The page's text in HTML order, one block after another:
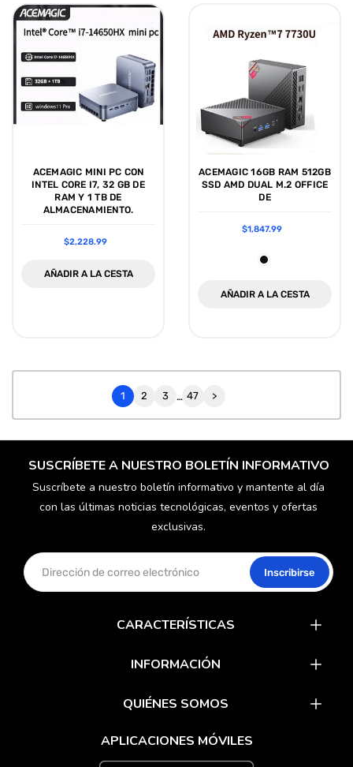
ACEMAGIC MINI PC CON
INTEL CORE I7, 32 GB DE
RAM Y 1 TB DE
ALMACENAMIENTO.
$2,228.99
AÑADIR A LA CESTA
ACEMAGIC 16GB RAM 512GB
SSD AMD DUAL M.2 OFFICE
DE
$1,847.99
AÑADIR A LA CESTA
1 2 3 … 47 >
SUSCRÍBETE A NUESTRO BOLETÍN INFORMATIVO
Suscríbete a nuestro boletín informativo y mantente al día
con las últimas noticias tecnológicas, eventos y ofertas
exclusivas.
Inscribirse
CARACTERÍSTICAS
Aplicaciones móviles
INFORMACIÓN
Últimas noticias
QUIÉNES SOMOS
Preguntas frecuentes
APLICACIONES MÓVILES